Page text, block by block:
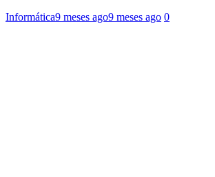
Informática9 meses ago9 meses ago 0